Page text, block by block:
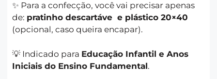
✨ Para a confecção, você vai precisar apenas
de: pratinho descartáve e plástico 20×40
(opcional, caso queira encapar).
💡 Indicado para Educação Infantil e Anos
Iniciais do Ensino Fundamental.